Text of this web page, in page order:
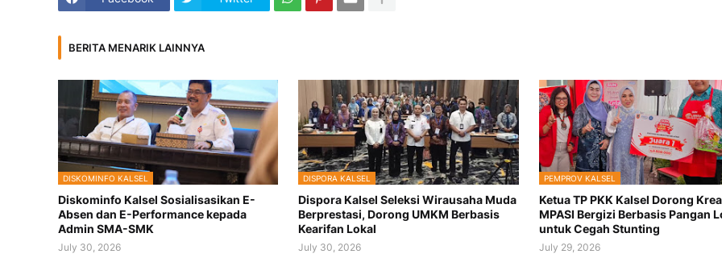
BERITA MENARIK LAINNYA
DISKOMINFO KALSEL
Diskominfo Kalsel Sosialisasikan E-
Absen dan E-Performance kepada
Admin SMA-SMK
July 30, 2026
DISPORA KALSEL
Dispora Kalsel Seleksi Wirausaha Muda
Berprestasi, Dorong UMKM Berbasis
Kearifan Lokal
July 30, 2026
PEMPROV KALSEL
Ketua TP PKK Kalsel Dorong
MPASI Bergizi Berbasis Pangan
untuk Cegah Stunting
July 29, 2026